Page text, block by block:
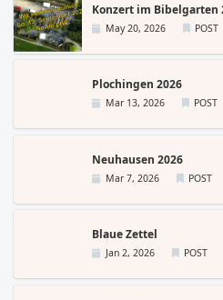
Konzert im Bibelgarten
May 20, 2026 POST
Plochingen 2026
Mar 13, 2026 POST
Neuhausen 2026
Mar 7, 2026 POST
Blaue Zettel
Jan 2, 2026 POST